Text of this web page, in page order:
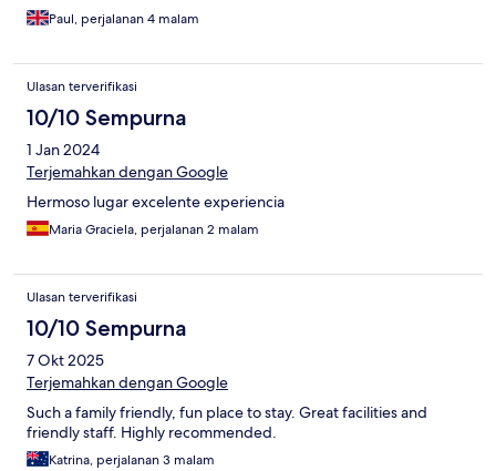
Paul, perjalanan 4 malam
Ulasan terverifikasi
10/10 Sempurna
1 Jan 2024
Terjemahkan dengan Google
Hermoso lugar excelente experiencia
Maria Graciela, perjalanan 2 malam
Ulasan terverifikasi
10/10 Sempurna
7 Okt 2025
Terjemahkan dengan Google
Such a family friendly, fun place to stay. Great facilities and
friendly staff. Highly recommended.
Katrina, perjalanan 3 malam